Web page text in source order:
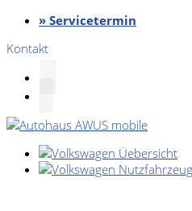
» Servicetermin
Kontakt